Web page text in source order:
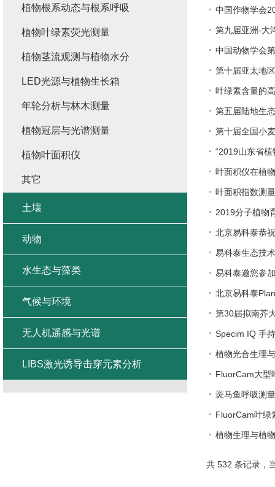
中国作物学会
第九届亚洲-大
中国动物学会
第十届亚太地
叶绿素含量的
第五届陆地生
第十届全国小
“2019山东省
叶面积仪在植
叶面积指数测
2019分子植物
北京易科泰恭
易科泰生态技
易科泰邀您参
北京易科泰
第30届拟南芥
Specim IQ 手
植物光合生理
FluorCam大型
斑马鱼呼吸测
FluorCam叶绿
植物生理与植
共 532 条记录，
植物根系动态与根系呼吸
植物叶绿素荧光测量
植物茎流观测与植物水分
LED光源与植物生长箱
年轮分析与林木测量
植物冠层与光谱测量
植物叶面积仪
其它
土壤
动物
水生态与藻类
气候与环境
无人机遥感与光谱
LIBS激光诱导击穿元素分析